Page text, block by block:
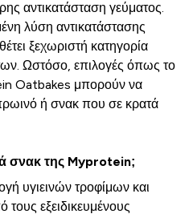
αντικατάσταση γεύματος.
λύση αντικατάστασης
ξεχωριστή κατηγορία
Ωστόσο, επιλογές όπως το
Oatbakes μπορούν να
ή σνακ που σε κρατά
σνακ της Myprotein;
υγιεινών τροφίμων και
εξειδικευμένους